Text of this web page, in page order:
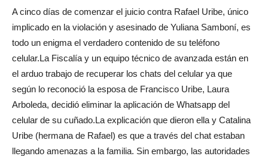
A cinco días de comenzar el juicio contra Rafael Uribe, único
implicado en la violación y asesinado de Yuliana Samboní, es
todo un enigma el verdadero contenido de su teléfono
celular.La Fiscalía y un equipo técnico de avanzada están en
el arduo trabajo de recuperar los chats del celular ya que
según lo reconoció la esposa de Francisco Uribe, Laura
Arboleda, decidió eliminar la aplicación de Whatsapp del
celular de su cuñado.La explicación que dieron ella y Catalina
Uribe (hermana de Rafael) es que a través del chat estaban
llegando amenazas a la familia. Sin embargo, las autoridades